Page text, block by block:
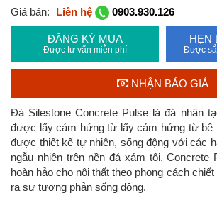
Giá bán:
Liên hệ 0903.930.126
ĐĂNG KÝ MUA
Được tư vấn miễn phí
HẸN
Được
NHẬN BÁO GIÁ
Đá Silestone Concrete Pulse là đá nhân
được lấy cảm hứng từ lấy cảm hứng từ bê
được thiết kế tự nhiên, sống động với các
ngẫu nhiên trên nền đá xám tối.
hoàn hảo cho nội thất theo phong cách
ra sự tương phản sống động.